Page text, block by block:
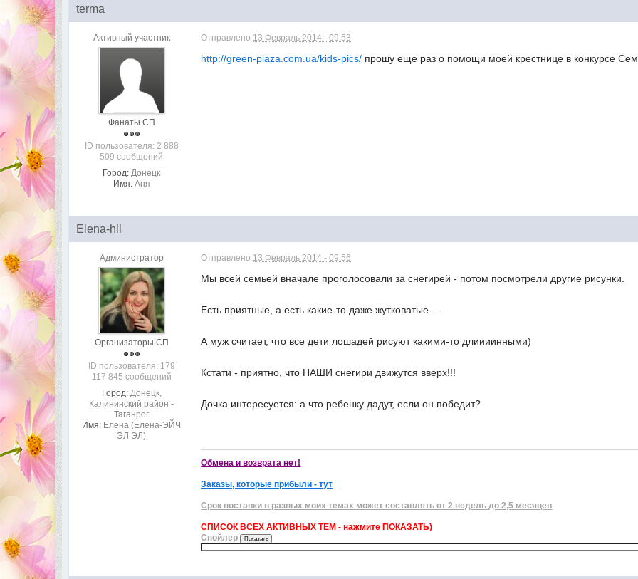
terma
Активный участник
Фанаты СП
ID пользователя: 2 888
509 сообщений
Город: Донецк
Имя: Аня
Отправлено 13 Февраль 2014 - 09:53
http://green-plaza.com.ua/kids-pics/ прошу еще раз о помощи моей крестнице в конкурсе
Elena-hll
Администратор
Организаторы СП
ID пользователя: 179
117 845 сообщений
Город: Донецк,
Калининский район -
Таганрог
Имя: Елена (Елена-ЭЙЧ
ЭЛ ЭЛ)
Отправлено 13 Февраль 2014 - 09:56
Мы всей семьей вначале проголосовали за снегирей - потом посмотрели другие рисунки.
Есть приятные, а есть какие-то даже жутковатые....
А муж считает, что все дети лошадей рисуют какими-то длиииинными)
Кстати - приятно, что НАШИ снегири движутся вверх!!!
Дочка интересуется: а что ребенку дадут, если он победит?
Обмена и возврата нет!
Заказы, которые прибыли - тут
Срок поставки в разных моих темах может составлять от 2 недель до 2,5 месяцев
СПИСОК ВСЕХ АКТИВНЫХ ТЕМ - нажмите ПОКАЗАТЬ)
Спойлер